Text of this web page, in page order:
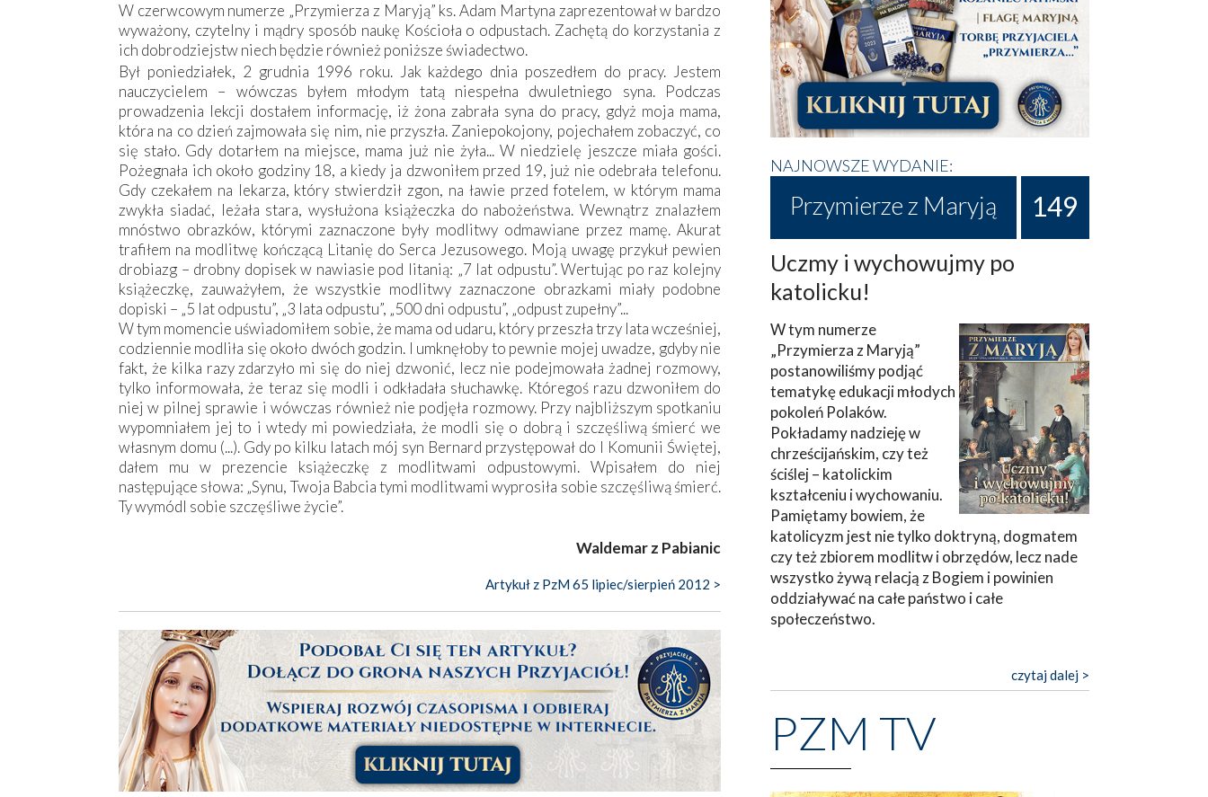
W czerwcowym numerze „Przymierza z Maryją” ks. Adam Martyna zaprezentował w bardzo
wyważony, czytelny i mądry sposób naukę Kościoła o odpustach. Zachętą do korzystania z
ich dobrodziejstw niech będzie również poniższe świadectwo.
Był poniedziałek, 2 grudnia 1996 roku. Jak każdego dnia poszedłem do pracy. Jestem
nauczycielem – wówczas byłem młodym tatą niespełna dwuletniego syna. Podczas
prowadzenia lekcji dostałem informację, iż żona zabrała syna do pracy, gdyż moja mama,
która na co dzień zajmowała się nim, nie przyszła. Zaniepokojony, pojechałem zobaczyć, co
się stało. Gdy dotarłem na miejsce, mama już nie żyła... W niedzielę jeszcze miała gości.
Pożegnała ich około godziny 18, a kiedy ja dzwoniłem przed 19, już nie odebrała telefonu.
Gdy czekałem na lekarza, który stwierdził zgon, na ławie przed fotelem, w którym mama
zwykła siadać, leżała stara, wysłużona książeczka do nabożeństwa. Wewnątrz znalazłem
mnóstwo obrazków, którymi zaznaczone były modlitwy odmawiane przez mamę. Akurat
trafiłem na modlitwę kończącą Litanię do Serca Jezusowego. Moją uwagę przykuł pewien
drobiazg – drobny dopisek w nawiasie pod litanią: „7 lat odpustu”. Wertując po raz kolejny
książeczkę, zauważyłem, że wszystkie modlitwy zaznaczone obrazkami miały podobne
dopiski – „5 lat odpustu”, „3 lata odpustu”, „500 dni odpustu”, „odpust zupełny”...
W tym momencie uświadomiłem sobie, że mama od udaru, który przeszła trzy lata wcześniej,
codziennie modliła się około dwóch godzin. I umknęłoby to pewnie mojej uwadze, gdyby nie
fakt, że kilka razy zdarzyło mi się do niej dzwonić, lecz nie podejmowała żadnej rozmowy,
tylko informowała, że teraz się modli i odkładała słuchawkę. Któregoś razu dzwoniłem do
niej w pilnej sprawie i wówczas również nie podjęła rozmowy. Przy najbliższym spotkaniu
wypomniałem jej to i wtedy mi powiedziała, że modli się o dobrą i szczęśliwą śmierć we
własnym domu (...). Gdy po kilku latach mój syn Bernard przystępował do I Komunii Świętej,
dałem mu w prezencie książeczkę z modlitwami odpustowymi. Wpisałem do niej
następujące słowa: „Synu, Twoja Babcia tymi modlitwami wyprosiła sobie szczęśliwą śmierć.
Ty wymódl sobie szczęśliwe życie”.
Waldemar z Pabianic
Artykuł z PzM 65 lipiec/sierpień 2012 >
NAJNOWSZE WYDANIE:
Przymierze z Maryją 149
Uczmy i wychowujmy po
katolicku!
W tym numerze
„Przymierza z Maryją”
postanowiliśmy podjąć
tematykę edukacji młodych
pokoleń Polaków.
Pokładamy nadzieję w
chrześcijańskim, czy też
ściślej – katolickim
kształceniu i wychowaniu.
Pamiętamy bowiem, że
katolicyzm jest nie tylko doktryną, dogmatem
czy też zbiorem modlitw i obrzędów, lecz nade
wszystko żywą relacją z Bogiem i powinien
oddziaływać na całe państwo i całe
społeczeństwo.
czytaj dalej >
PZM TV